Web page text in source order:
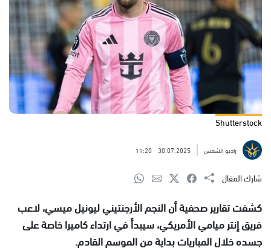
Shutterstock
راديو الشمس 30.07.2025
11:20
شارك المقال
كشفت تقارير صحفية أن النجم الأرجنتيني ليونيل ميسي، لاعب
فريق إنتر ميامي الأمريكي، سيبدأ في ارتداء كاميرا خاصة على
جسده خلال المباريات بداية من الموسم القادم.